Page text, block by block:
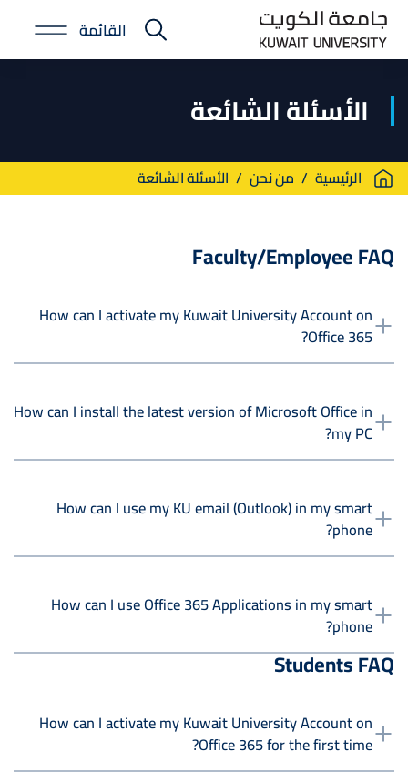
Skip
main
E-
Portal
القائمة
الأسئلة الشائعة
Breadcrumb
الرئيسية من نحن الأسئلة الشائعة
Faculty/Employee FAQ
How can I activate my Kuwait University Account on
Office 365?
How can I install the latest version of Microsoft Office in
my PC?
How can I use my KU email (Outlook) in my smart
phone?
How can I use Office 365 Applications in my smart
phone?
Students FAQ
How can I activate my Kuwait University Account on
Office 365 for the first time?